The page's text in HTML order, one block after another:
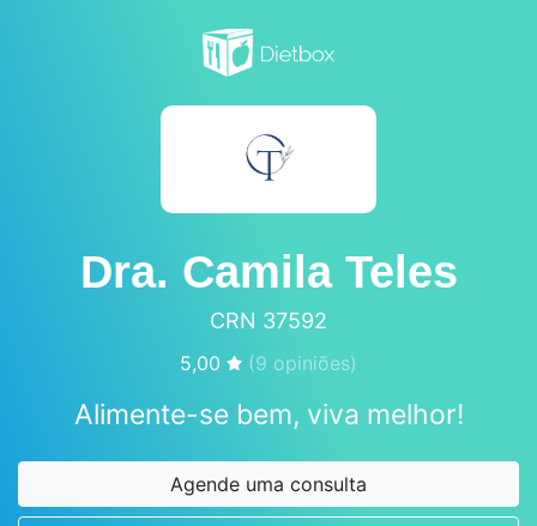
Dra. Camila Teles
CRN 37592
5,00 (9 opiniões)
Alimente-se bem, viva melhor!
Agende uma consulta